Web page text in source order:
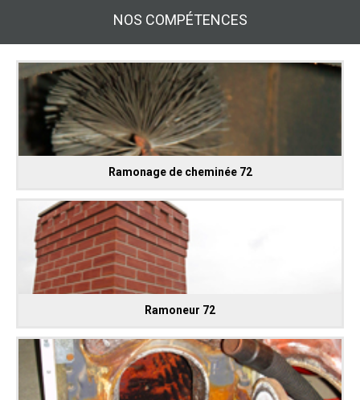
NOS COMPÉTENCES
Ramonage de cheminée 72
Ramoneur 72